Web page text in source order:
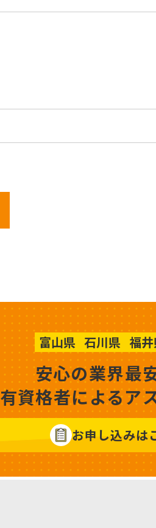
富山県 石川県 福
安心の業界最
有資格者によるア
お申し込みは